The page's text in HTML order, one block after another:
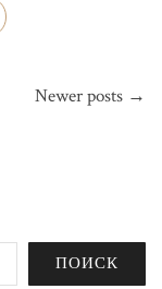
Newer posts →
ПОИСК